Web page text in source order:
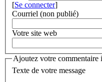
[Se connecter]
Courriel (non publié)
Votre site web
Ajoutez votre commentaire
Texte de votre message